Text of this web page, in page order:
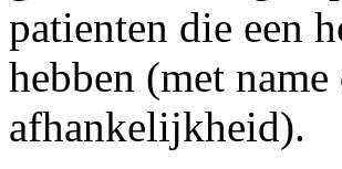
patienten die een
hebben (met
afhankelijkheid).